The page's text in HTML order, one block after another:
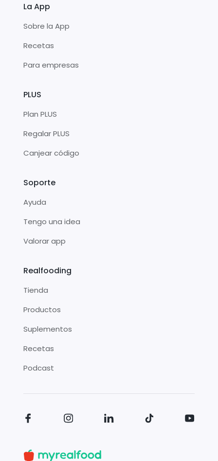
La App
Sobre la App
Recetas
Para empresas
PLUS
Plan PLUS
Regalar PLUS
Canjear código
Soporte
Ayuda
Tengo una idea
Valorar app
Realfooding
Tienda
Productos
Suplementos
Recetas
Podcast